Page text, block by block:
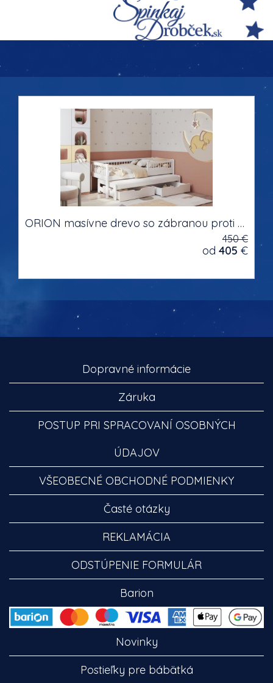
ORION masívne drevo so zábranou proti pádu dvojlôžková detská posteľ s výsuvným lôžkom s úložným priestorom na posteľnú bielizeň
450 €
od 405 €
Dopravné informácie
Záruka
POSTUP PRI SPRACOVANÍ OSOBNÝCH
ÚDAJOV
VŠEOBECNÉ OBCHODNÉ PODMIENKY
Časté otázky
REKLAMÁCIA
ODSTÚPENIE FORMULÁR
Barion
Novinky
Postieľky pre bábätká